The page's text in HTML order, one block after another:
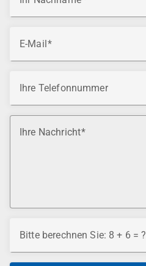
E-Mail
Ihre Telefonnummer
Ihre Nachricht
Bitte berechnen Sie: 8 + 6 = ?